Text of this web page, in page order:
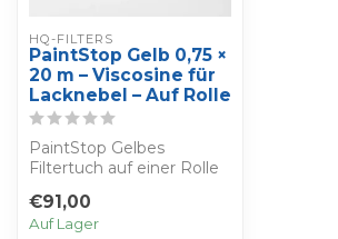
HQ-FILTERS
PaintStop Gelb 0,75 ×
20 m – Viscosine für
Lacknebel – Auf Rolle
PaintStop Gelbes
Filtertuch auf einer Rolle
Viskosin geträn...
€91,00
Auf Lager